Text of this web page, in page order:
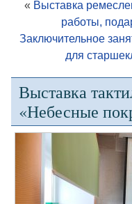
« Выставка
работы,
Заключительное
для
Выставка
«Небесные